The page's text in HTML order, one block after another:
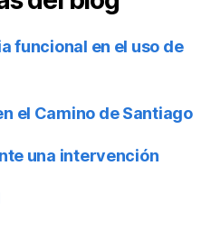
funcional en el uso de
el Camino de Santiago
una intervención